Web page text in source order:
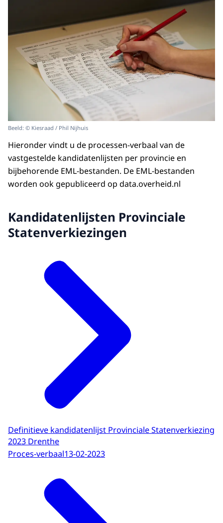
Beeld: © Kiesraad / Phil Nijhuis
Hieronder vindt u de processen-verbaal van de
vastgestelde kandidatenlijsten per provincie en
bijbehorende EML-bestanden. De EML-bestanden
worden ook gepubliceerd op data.overheid.nl
Kandidatenlijsten Provinciale
Statenverkiezingen
Definitieve kandidatenlijst Provinciale Statenverkiezing
2023 Drenthe
Proces-verbaal13-02-2023